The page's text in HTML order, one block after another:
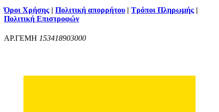
Όροι Χρήσης Πολιτική απορρήτου Τρόποι Πληρωμής
Πολιτική Επιστροφών
ΑΡ.ΓΕΜΗ 153418903000